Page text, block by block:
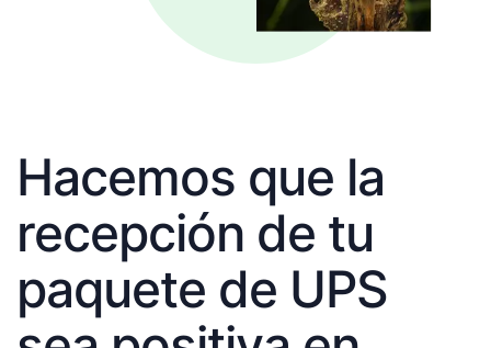
Hacemos que la
recepción de tu
paquete de UPS